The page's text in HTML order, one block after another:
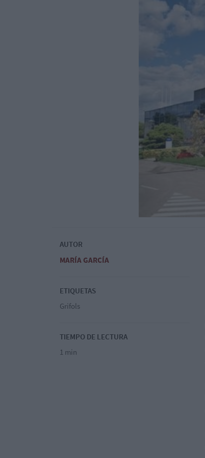
AUTOR
MARÍA GARCÍA
ETIQUETAS
Grifols
TIEMPO DE LECTURA
1 min